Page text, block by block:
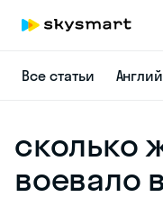
Все статьи
сколько
воевало